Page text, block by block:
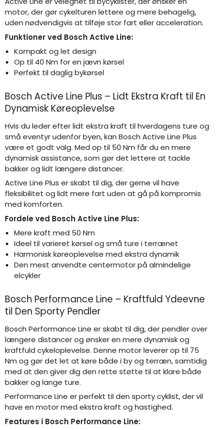
motor, der gør cykelturen lettere og mere behagelig,
uden nødvendigvis at tilføje stor fart eller acceleration.
Funktioner ved Bosch Active Line:
Kompakt og let design
Op til 40 Nm for en jævn kørsel
Perfekt til daglig bykørsel
Bosch Active Line Plus – Lidt Ekstra Kraft til En
Dynamisk Køreoplevelse
Hvis du leder efter lidt ekstra kraft til hverdagens ture og
små eventyr udenfor byen, kan Bosch Active Line Plus
være et godt valg. Med op til 50 Nm får du en mere
dynamisk assistance, som gør det lettere at tackle
bakker og lidt længere distancer.
Active Line Plus er skabt til dig, der gerne vil have
fleksibilitet og lidt mere fart uden at gå på kompromis
med komforten.
Fordele ved Bosch Active Line Plus:
Mere kraft med 50 Nm
Ideel til varieret kørsel og små ture i terrænet
Harmonisk køreoplevelse med ekstra dynamik
Den mest anvendte centermotor på almindelige
elcykler
Bosch Performance Line – Kraftfuld Ydeevne
til Den Sporty Pendler
Bosch Performance Line er skabt til dig, der pendler over
længere distancer og ønsker en mere dynamisk og
kraftfuld cykeloplevelse. Denne motor leverer op til 75
Nm og gør det let at køre både i by og terræn, samtidig
med at den giver dig den rette støtte til at klare både
bakker og lange ture.
Performance Line er perfekt til den sporty cyklist, der vil
have en motor med ekstra kraft og hastighed.
Features i Bosch Performance Line: